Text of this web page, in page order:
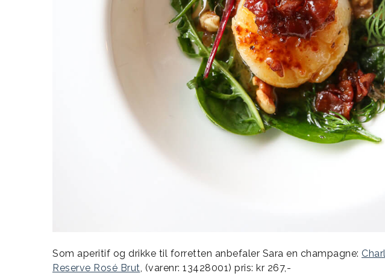
Som aperitif og drikke til forretten anbefaler Sara en champagne:
Reserve Rosé Brut, (varenr: 13428001) pris: kr 267,-